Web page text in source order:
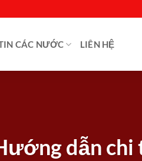
CÁC NƯỚC LIÊN HỆ
dẫn chi